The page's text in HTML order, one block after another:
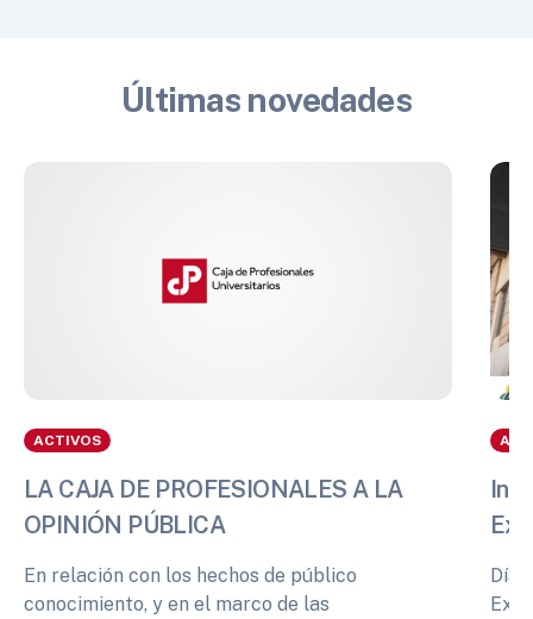
Últimas novedades
ACTIVOS
LA CAJA DE PROFESIONALES A LA
OPINIÓN PÚBLICA
En relación con los hechos de público
conocimiento, y en el marco de las